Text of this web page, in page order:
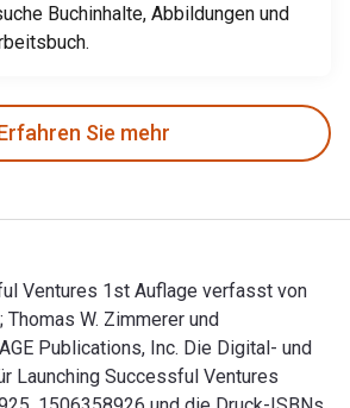
Buchinhalte, Abbildungen und
Sie mehr
Ventures 1st Auflage verfasst von
Thomas W. Zimmerer und
Publications, Inc. Die Digital- und
Launching Successful Ventures